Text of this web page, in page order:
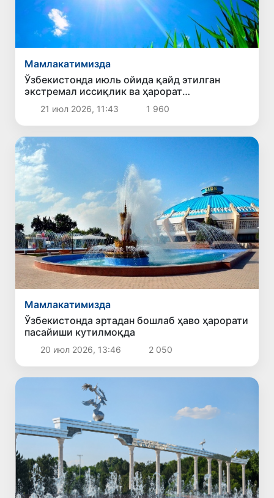
Мамлакатимизда
Ўзбекистонда июль ойида қайд этилган
экстремал иссиқлик ва ҳарорат
рекордларининг сабаби нима?
21 июл 2026, 11:43 1 960
Мамлакатимизда
Ўзбекистонда эртадан бошлаб ҳаво ҳарорати
пасайиши кутилмоқда
20 июл 2026, 13:46 2 050